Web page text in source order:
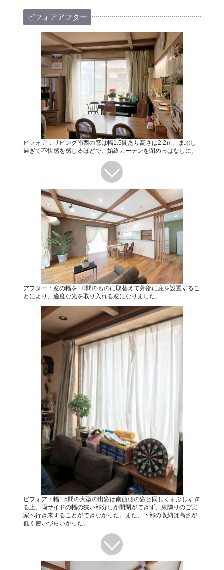
ビフォアアフター
ビフォア：リビング南西の窓は幅1.5間あり高さは2.2ｍ。まぶし
過ぎて不快感を感じるほどで、始終カーテンを閉めっぱなしに。
アフター：窓の幅を1.0間のものに取替えて外部に庇を設置するこ
とにより、適度な光を取り入れる窓になりました。
ビフォア：幅1.5間の大型の出窓は南西側の窓と同じくまぶしすぎ
る上、両サイドの幅の狭い部分しか開閉ができず、東隣りのご実
家へ行き来することができなかった。また、下部の収納は高さが
低く使いづらいかった。